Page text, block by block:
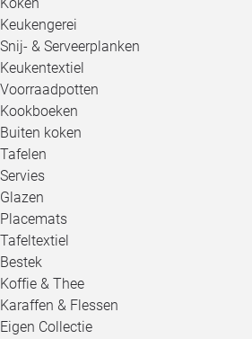
Keukengerei
Snij- & Serveerplanken
Keukentextiel
Voorraadpotten
Kookboeken
Buiten koken
Tafelen
Servies
Glazen
Placemats
Tafeltextiel
Bestek
Koffie & Thee
Karaffen & Flessen
Eigen Collectie